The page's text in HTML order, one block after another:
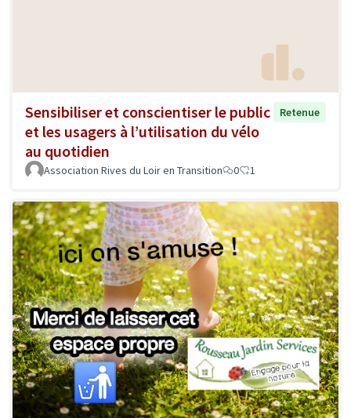
Sensibiliser et conscientiser le public
et les usagers à l’utilisation du vélo
au quotidien
Retenue
Association Rives du Loir en Transition 0 1